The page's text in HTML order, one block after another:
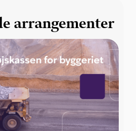
arrangementer